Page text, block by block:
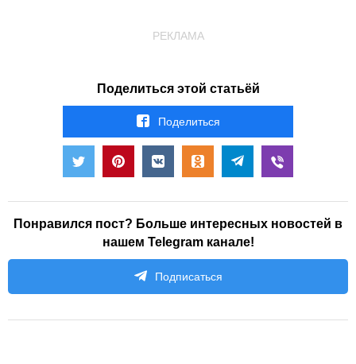
РЕКЛАМА
Поделиться этой статьёй
Поделиться
Понравился пост? Больше интересных новостей в
нашем Telegram канале!
Подписаться